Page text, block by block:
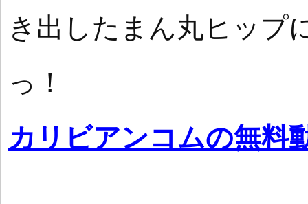
き出したまん丸ヒップ
っ！
カリビアンコムの無料